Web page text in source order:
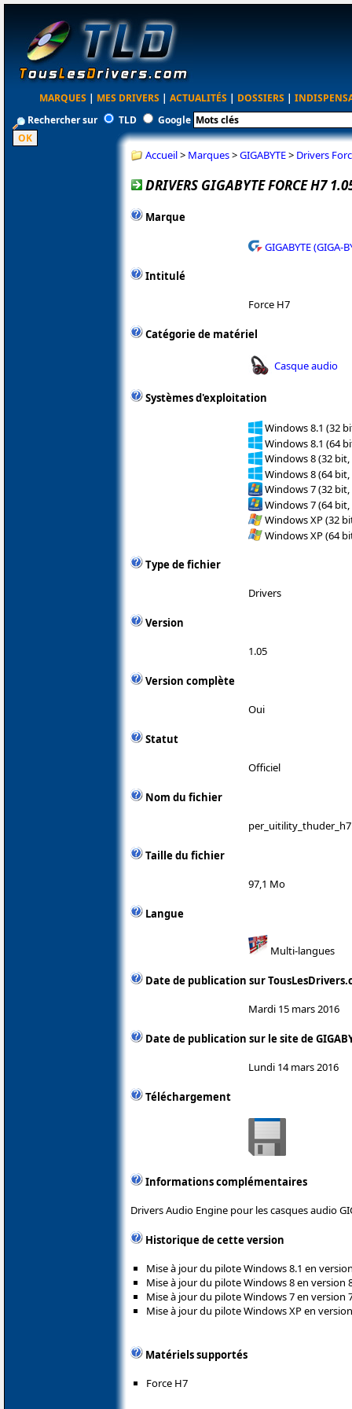
MARQUES | MES DRIVERS | ACTUALITÉS | DOSSIERS |
Rechercher sur
TLD Google
Accueil> Marques>GIGABYTE> Drivers
DRIVERS GIGABYTE FORCE H7
Marque
GIGABYTE (GIGA-
Intitulé
Force H7
Catégorie de matériel
Casque audio
Systèmes d'exploitation
Windows 8.1 (32
Windows 8.1 (64
Windows 8 (32 bit,
Windows 8 (64 bit,
Windows 7 (32 bit,
Windows 7 (64 bit,
Windows XP (32
Windows XP (64
Type de fichier
Drivers
Version
1.05
Version complète
Oui
Statut
Officiel
Nom du fichier
Taille du fichier
97,1 Mo
Langue
Multi-langues
Date de publication sur
Mardi 15 mars 2016
Date de publication sur le site de
Lundi 14 mars 2016
Téléchargement
Informations complémentaires
Drivers Audio Engine pour les casques audio
Historique de cette version
Mise à jour du pilote Windows 8.1 en
Mise à jour du pilote Windows 8 en version
Mise à jour du pilote Windows 7 en version
Mise à jour du pilote Windows XP en
Matériels supportés
Force H7